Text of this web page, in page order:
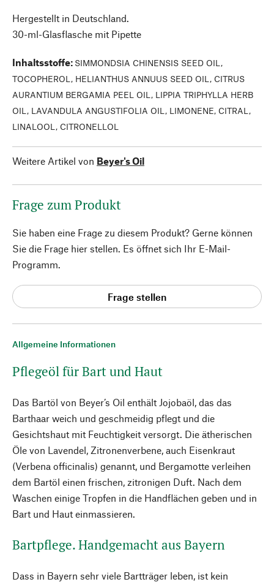
Allgemeine Informationen
Pflegeöl für Bart und Haut
Das Bartöl von Beyer’s Oil enthält Jojobaöl, das das
Barthaar weich und geschmeidig pflegt und die
Gesichtshaut mit Feuchtigkeit versorgt. Die ätherischen
Öle von Lavendel, Zitronenverbene, auch Eisenkraut
(Verbena officinalis) genannt, und Bergamotte verleihen
dem Bartöl einen frischen, zitronigen Duft. Nach dem
Waschen einige Tropfen in die Handflächen geben und in
Bart und Haut einmassieren.
Bartpflege. Handgemacht aus Bayern
Dass in Bayern sehr viele Bartträger leben, ist kein
Hergestellt in Deutschland.
30-ml-Glasflasche mit Pipette
Inhaltsstoffe: SIMMONDSIA CHINENSIS SEED OIL,
TOCOPHEROL, HELIANTHUS ANNUUS SEED OIL, CITRUS
AURANTIUM BERGAMIA PEEL OIL, LIPPIA TRIPHYLLA HERB
OIL, LAVANDULA ANGUSTIFOLIA OIL, LIMONENE, CITRAL,
LINALOOL, CITRONELLOL
Weitere Artikel von Beyer's Oil
Frage zum Produkt
Sie haben eine Frage zu diesem Produkt? Gerne können
Sie die Frage hier stellen. Es öffnet sich Ihr E-Mail-
Programm.
Frage stellen